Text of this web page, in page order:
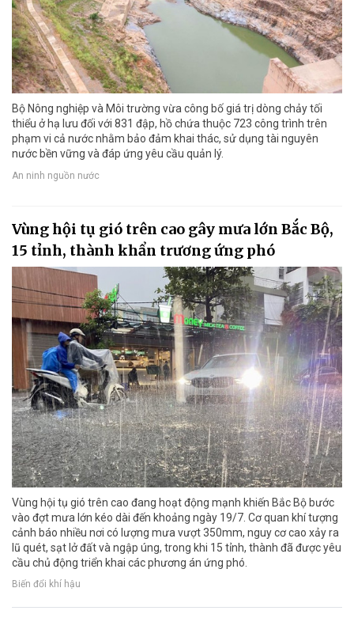
Bộ Nông nghiệp và Môi trường vừa công bố giá trị dòng chảy tối
thiểu ở hạ lưu đối với 831 đập, hồ chứa thuộc 723 công trình trên
phạm vi cả nước nhằm bảo đảm khai thác, sử dụng tài nguyên
nước bền vững và đáp ứng yêu cầu quản lý.
An ninh nguồn nước
Vùng hội tụ gió trên cao gây mưa lớn Bắc Bộ,
15 tỉnh, thành khẩn trương ứng phó
Vùng hội tụ gió trên cao đang hoạt động mạnh khiến Bắc Bộ bước
vào đợt mưa lớn kéo dài đến khoảng ngày 19/7. Cơ quan khí tượng
cảnh báo nhiều nơi có lượng mưa vượt 350mm, nguy cơ cao xảy ra
lũ quét, sạt lở đất và ngập úng, trong khi 15 tỉnh, thành đã được yêu
cầu chủ động triển khai các phương án ứng phó.
Biến đổi khí hậu